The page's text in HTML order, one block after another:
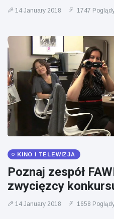
14 January 2018 1747
KINO I TELEWIZJA
Poznaj zespół
zwycięzcy
14 January 2018 1658